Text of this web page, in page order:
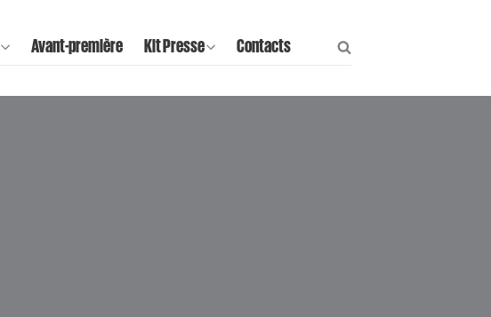
Avant-première Kit Presse Contacts